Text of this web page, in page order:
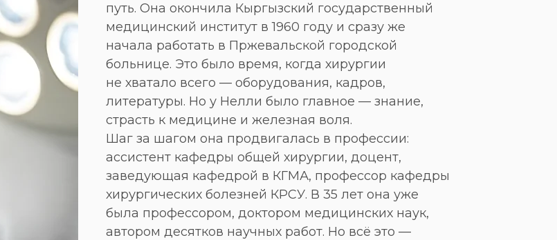
путь. Она окончила Кыргызский государственный
медицинский институт в 1960 году и сразу же
начала работать в Пржевальской городской
больнице. Это было время, когда хирургии
не хватало всего — оборудования, кадров,
литературы. Но у Нелли было главное — знание,
страсть к медицине и железная воля.
Шаг за шагом она продвигалась в профессии:
ассистент кафедры общей хирургии, доцент,
заведующая кафедрой в КГМА, профессор кафедры
хирургических болезней КРСУ. В 35 лет она уже
была профессором, доктором медицинских наук,
автором десятков научных работ. Но всё это —